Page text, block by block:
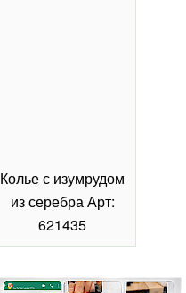
Колье с изумрудом
из серебра Арт:
621435